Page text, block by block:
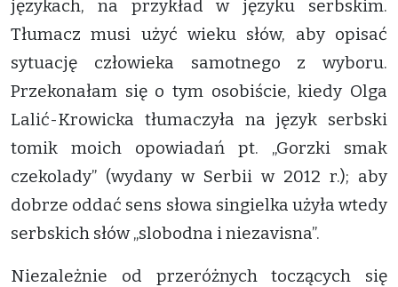
językach, na przykład w języku serbskim.
Tłumacz musi użyć wieku słów, aby opisać
sytuację człowieka samotnego z wyboru.
Przekonałam się o tym osobiście, kiedy Olga
Lalić-Krowicka tłumaczyła na język serbski
tomik moich opowiadań pt. „Gorzki smak
czekolady” (wydany w Serbii w 2012 r.); aby
dobrze oddać sens słowa singielka użyła wtedy
serbskich słów „slobodna i niezavisna”.
Niezależnie od przeróżnych toczących się